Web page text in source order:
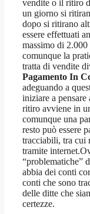
vendite o il ritiro
un giorno si
dopo si ritirano
essere effettuati
massimo di
comunque la
tratta di vendite
Pagamento In
adeguando a
iniziare a
ritiro avviene in
comunque una
resto può essere
tracciabili, tra cui
tramite
“problematiche”
abbia dei conti
conti che sono
delle ditte che
certezze.